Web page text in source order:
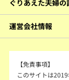
ぐりあえた夫婦の
運営会社情報
【免責事項】
このサイトは